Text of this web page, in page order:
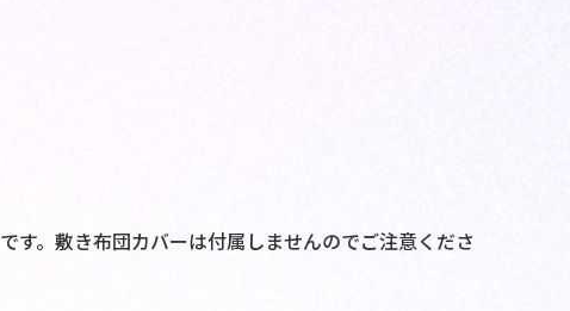
。敷き布団カバーは付属しませんのでご注意くださ